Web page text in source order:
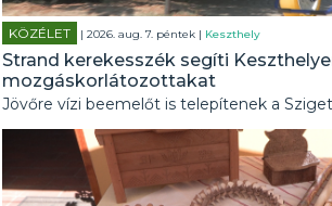
KÖZÉLET | 2026. aug. 7. péntek | Keszthely
Strand kerekesszék segíti
mozgáskorlátozottakat
Jövőre vízi beemelőt is telepítenek a